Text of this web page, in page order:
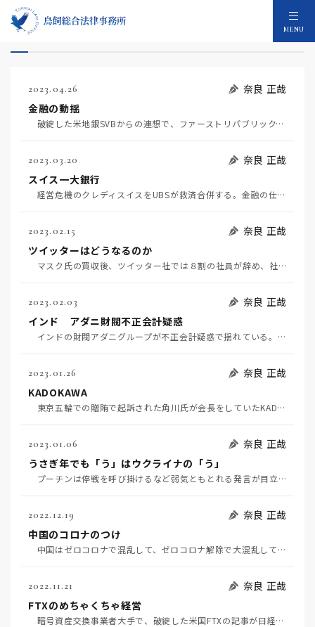
MENU
危機管理対応のコラム：339件
2023.04.26
奈良 正哉
金融の動揺
破綻した米地銀SVBからの連想で、ファーストリパブリックバンクの預金が３か月で４０％流出した。４０…
2023.03.20
奈良 正哉
スイス一大銀行
経営危機のクレディスイスをUBSが救済合併する。金融の仕事に就いた頃は、スイス三大銀行と呼ばれ、そ…
2023.02.15
奈良 正哉
ツイッターはどうなるのか
マスク氏の買収後、ツイッター社では８割の社員が辞め、社員数は１３００人になったと報じられた。これに…
2023.02.03
奈良 正哉
インド アダニ財閥不正会計疑惑
インドの財閥アダニグループが不正会計疑惑で揺れている。まあ、インドあたりではさもありなん、との印象…
2023.01.26
奈良 正哉
KADOKAWA
東京五輪での贈賄で起訴された角川氏が会長をしていたKADOKAWAのガバナンスについて、外部識者に…
2023.01.06
奈良 正哉
うさぎ年でも「う」はウクライナの「う」
プーチンは停戦を呼び掛けるなど弱気ともとれる発言が目立つようになってきた。しかし、ユーラシアグルー…
2022.12.19
奈良 正哉
中国のコロナのつけ
中国はゼロコロナで混乱して、ゼロコロナ解除で大混乱している。コロナの発生源として他国に迷惑をかけて…
2022.11.21
奈良 正哉
FTXのめちゃくちゃ経営
暗号資産交換事業者大手で、破綻した米国FTXの記事が日経に載らない日はない。裁判資料によると、同社…